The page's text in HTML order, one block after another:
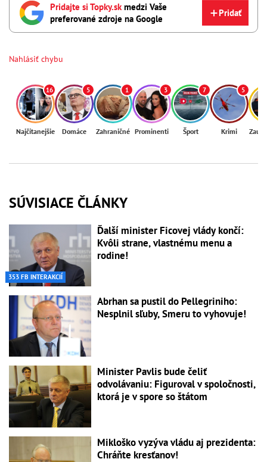
Pridajte si Topky.sk medzi Vaše
preferované zdroje na Google
Pridať
Nahlásiť chybu
16
Najčítanejšie
5
Domáce
1
Zahraničné
3
Prominenti
7
Šport
5
Krimi
SÚVISIACE ČLÁNKY
353 FB INTERAKCIÍ
Ďalší minister Ficovej vlády končí:
Kvôli strane, vlastnému menu a
rodine!
Abrhan sa pustil do Pellegriniho:
Nesplnil sľuby, Smeru to vyhovuje!
Minister Pavlis bude čeliť
odvolávaniu: Figuroval v spoločnosti,
ktorá je v spore so štátom
Mikloško vyzýva vládu aj prezidenta:
Chráňte kresťanov!